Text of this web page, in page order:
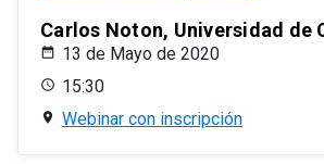
Carlos Noton, Universidad de
13 de Mayo de 2020
15:30
Webinar con inscripción